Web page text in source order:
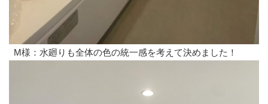
M様：水廻りも全体の色の統一感を考えて決めました！